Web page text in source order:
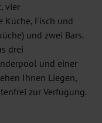
vier
Küche, Fisch und
und zwei Bars.
drei
und einer
Ihnen Liegen,
zur Verfügung.